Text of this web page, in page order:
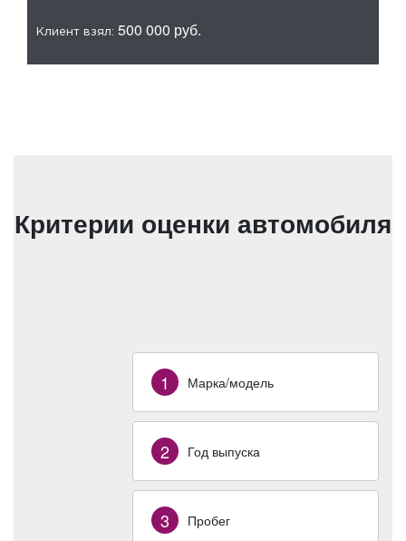
Клиент взял: 500 000 руб.
Критерии оценки автомобиля
1 Марка/модель
2 Год выпуска
3 Пробег